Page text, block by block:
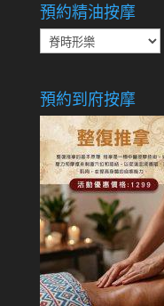
預約精油按摩
預
約
油
按
摩
預約到府按摩